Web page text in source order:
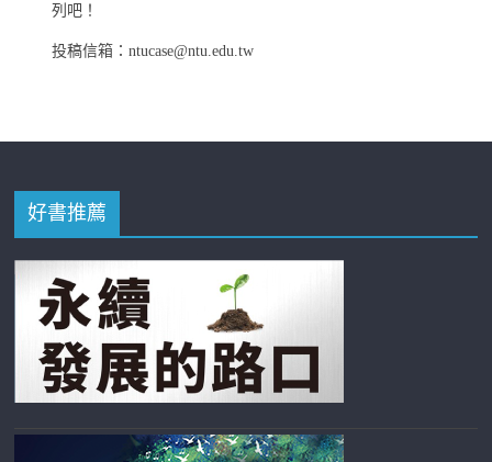
列吧！
投稿信箱：ntucase@ntu.edu.tw
好書推薦